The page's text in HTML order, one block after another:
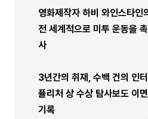
영화제작자 하비 와인스타인
전 세계적으로 미투 운동을
사
3년간의 취재, 수백 건의 인
퓰리처 상 수상 탐사보도 이
기록